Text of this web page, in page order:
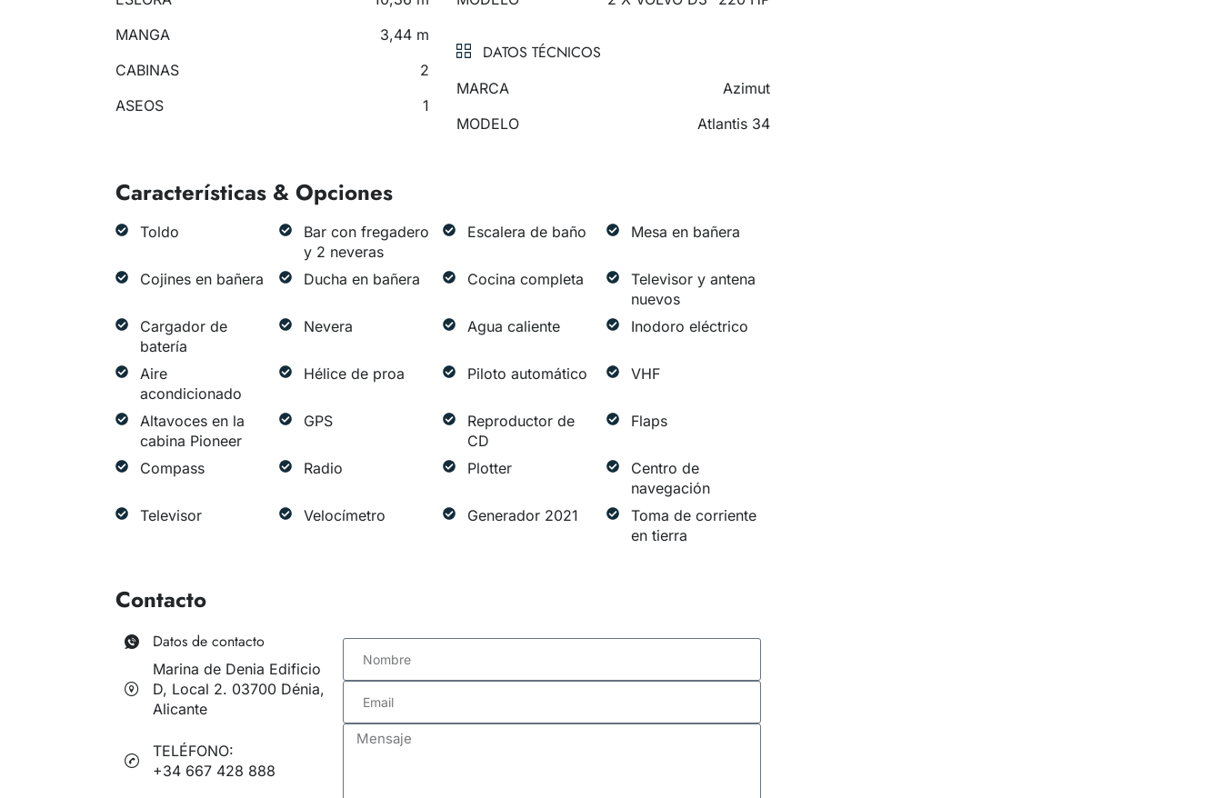
MANGA
3,44 m
CABINAS
2
ASEOS
1
DATOS TÉCNICOS
MARCA
Azimut
MODELO
Atlantis 34
Características & Opciones
Toldo
Bar con fregadero
y 2 neveras
Escalera de baño Mesa en bañera
Cojines en bañera Ducha en bañera Cocina completa
Televisor y antena
nuevos
Cargador de
batería
Nevera Agua caliente Inodoro eléctrico
Aire
acondicionado
Hélice de proa Piloto automático VHF
Altavoces en la
cabina Pioneer
GPS
Reproductor de
CD
Flaps
Compass Radio Plotter
Centro de
navegación
Televisor
Velocímetro Generador 2021
Toma de corriente
en tierra
Contacto
Datos de contacto
Marina de Denia Edificio
D, Local 2. 03700 Dénia,
Alicante
TELÉFONO:
+34 667 428 888